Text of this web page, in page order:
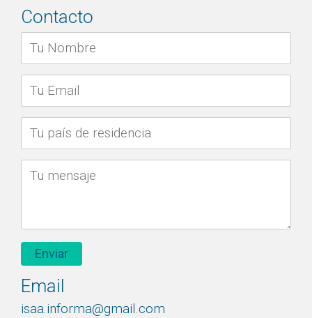
Email
isaa.informa@gmail.com
Contacto
Por favor, deja este campo vacío.